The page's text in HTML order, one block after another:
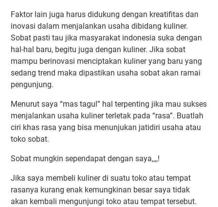
Faktor lain juga harus didukung dengan kreatifitas dan
inovasi dalam menjalankan usaha dibidang kuliner.
Sobat pasti tau jika masyarakat indonesia suka dengan
hal-hal baru, begitu juga dengan kuliner. Jika sobat
mampu berinovasi menciptakan kuliner yang baru yang
sedang trend maka dipastikan usaha sobat akan ramai
pengunjung.
Menurut saya “mas tagul” hal terpenting jika mau sukses
menjalankan usaha kuliner terletak pada “rasa”. Buatlah
ciri khas rasa yang bisa menunjukan jatidiri usaha atau
toko sobat.
Sobat mungkin sependapat dengan saya,,,,!
Jika saya membeli kuliner di suatu toko atau tempat
rasanya kurang enak kemungkinan besar saya tidak
akan kembali mengunjungi toko atau tempat tersebut.